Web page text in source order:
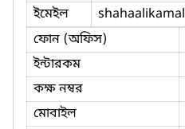
ইমেইল
shahaalikamal
ফোন (অফিস)
ইন্টারকম
কক্ষ নম্বর
মোবাইল